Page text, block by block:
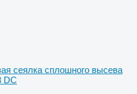
сеялка сплошного высева
DC